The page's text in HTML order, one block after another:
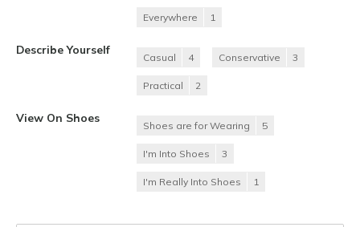
Everywhere 1
Describe Yourself
Casual 4 Conservative 3
Practical 2
View On Shoes
Shoes are for Wearing 5
I'm Into Shoes 3
I'm Really Into Shoes 1